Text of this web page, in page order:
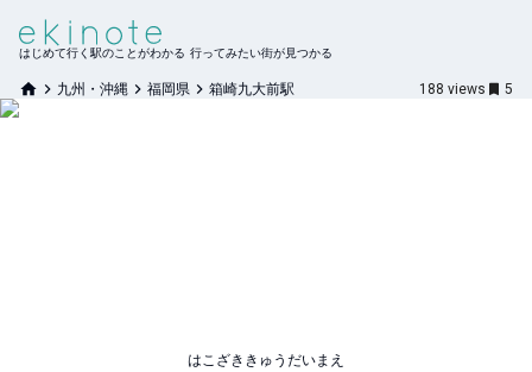
はじめて行く駅のことがわかる 行ってみたい街が見つかる
九州・沖縄 福岡県 箱崎九大前駅 188 views 5
はこざききゅうだいまえ